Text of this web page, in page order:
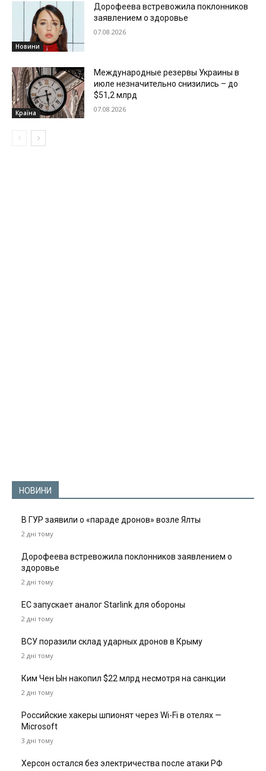
Новини
Дорофеева встревожила поклонников
заявлением о здоровье
07.08.2026
Країна
Международные резервы Украины в
июле незначительно снизились – до
$51,2 млрд
07.08.2026
НОВИНИ
В ГУР заявили о «параде дронов» возле Ялты
2 дні тому
Дорофеева встревожила поклонников заявлением о
здоровье
2 дні тому
ЕС запускает аналог Starlink для обороны
2 дні тому
ВСУ поразили склад ударных дронов в Крыму
2 дні тому
Ким Чен Ын накопил $22 млрд несмотря на санкции
2 дні тому
Российские хакеры шпионят через Wi-Fi в отелях —
Microsoft
3 дні тому
Херсон остался без электричества после атаки РФ